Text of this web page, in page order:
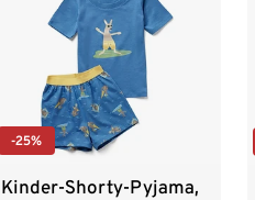
-25%
Kinder-Shorty-Pyjama,